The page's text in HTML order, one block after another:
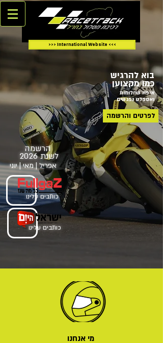
>>> International Website <<<
בוא להרגיש
כמו מקצוען
איפה שחלומות
ואספלט נפגשים
לפרטים והרשמה
הרשמה
לשנת 2026
אפריל | מאי | יוני
כותבים עלינו
כותבים עלינו